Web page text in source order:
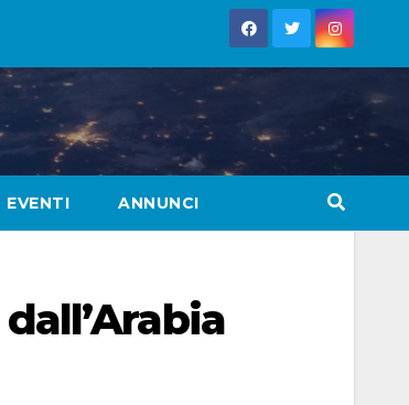
EVENTI ANNUNCI